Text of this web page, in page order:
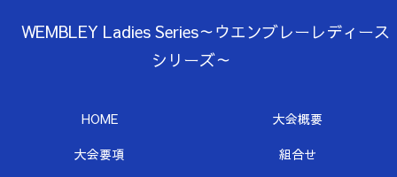
WEMBLEY Ladies Series～ウエンブレーレディース
シリーズ～
HOME
大会概要
大会要項
組合せ